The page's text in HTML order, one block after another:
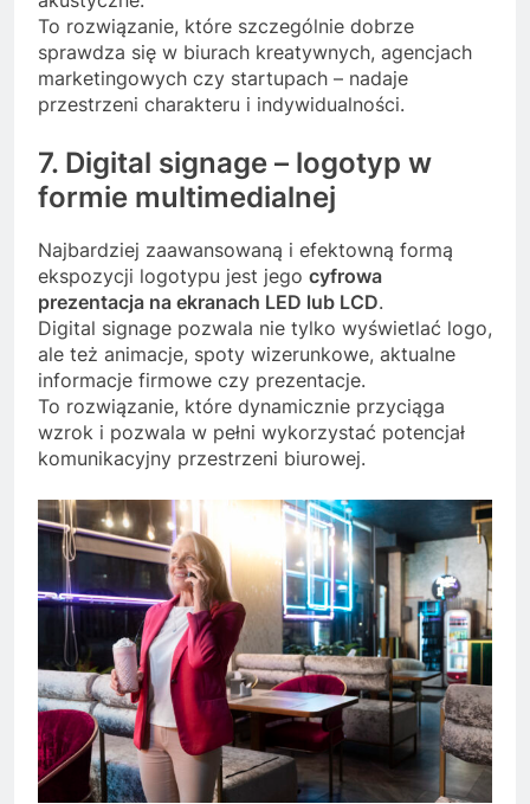
To rozwiązanie, które szczególnie dobrze
sprawdza się w biurach kreatywnych, agencjach
marketingowych czy startupach – nadaje
przestrzeni charakteru i indywidualności.
7. Digital signage – logotyp w
formie multimedialnej
Najbardziej zaawansowaną i efektowną formą
ekspozycji logotypu jest jego cyfrowa
prezentacja na ekranach LED lub LCD.
Digital signage pozwala nie tylko wyświetlać logo,
ale też animacje, spoty wizerunkowe, aktualne
informacje firmowe czy prezentacje.
To rozwiązanie, które dynamicznie przyciąga
wzrok i pozwala w pełni wykorzystać potencjał
komunikacyjny przestrzeni biurowej.